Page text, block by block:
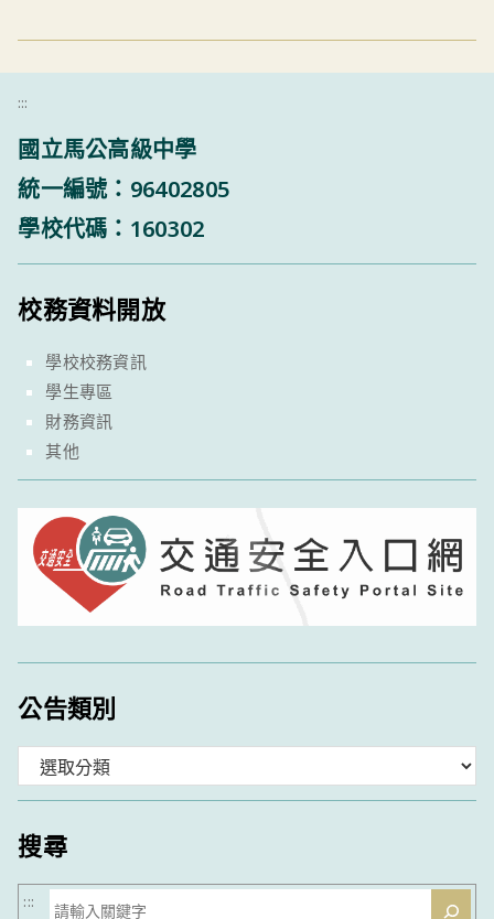
:::
國立馬公高級中學
統一編號：96402805
學校代碼：160302
校務資料開放
學校校務資訊
學生專區
財務資訊
其他
公告類別
類
搜尋
搜
:::